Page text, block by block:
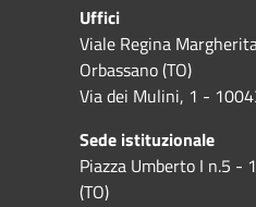
Uffici
Viale Regina
Orbassano (TO)
Via dei Mulini, 1 -
Sede istituzionale
Piazza Umberto I n.5 -
(TO)